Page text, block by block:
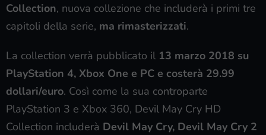
Collection, nuova collezione che includerà i primi tre
capitoli della serie, ma rimasterizzati.
La collection verrà pubblicato il 13 marzo 2018 su
PlayStation 4, Xbox One e PC e costerà 29.99
dollari/euro. Così come la sua controparte
PlayStation 3 e Xbox 360, Devil May Cry HD
Collection includerà Devil May Cry, Devil May Cry 2